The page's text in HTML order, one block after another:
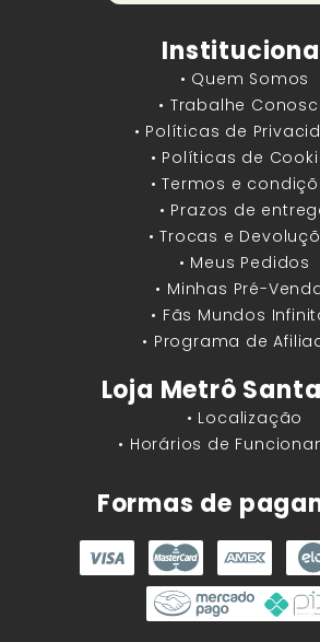
• Quem Somos
• Trabalhe
• Políticas de
• Políticas de
• Termos e
• Prazos de
• Trocas e
• Meus Pedidos
• Minhas Pré-
• Fãs Mundos
• Programa de
Loja Metrô
• Localização
• Horários de
Formas de